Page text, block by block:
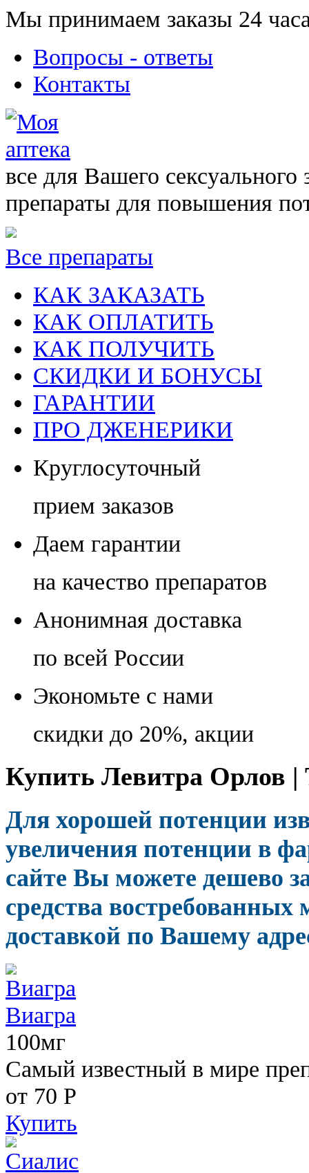
Мы принимаем заказы 24
Вопросы - ответы
Контакты
все для Вашего сексуального
препараты для повышения
Все препараты
КАК ЗАКАЗАТЬ
КАК ОПЛАТИТЬ
КАК ПОЛУЧИТЬ
СКИДКИ И БОНУСЫ
ГАРАНТИИ
ПРО ДЖЕНЕРИКИ
Круглосуточный
прием заказов
Даем гарантии
на качество препаратов
Анонимная доставка
по всей России
Экономьте с нами
скидки до 20%, акции
Купить Левитра Орлов |
Для хорошей потенции
увеличения потенции в
сайте Вы можете дешево
средства
доставкой по Вашему
Виагра
100мг
Самый известный в мире
от 70 Р
Купить